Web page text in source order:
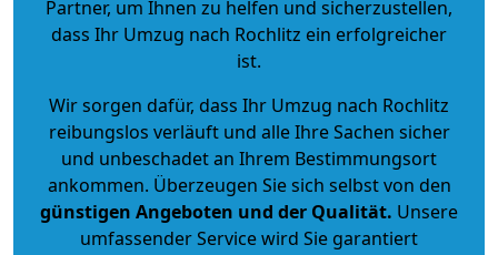
Partner, um Ihnen zu helfen und sicherzustellen,
dass Ihr Umzug nach Rochlitz ein erfolgreicher
ist.
Wir sorgen dafür, dass Ihr Umzug nach Rochlitz
reibungslos verläuft und alle Ihre Sachen sicher
und unbeschadet an Ihrem Bestimmungsort
ankommen. Überzeugen Sie sich selbst von den
günstigen Angeboten und der Qualität. Unsere
umfassender Service wird Sie garantiert